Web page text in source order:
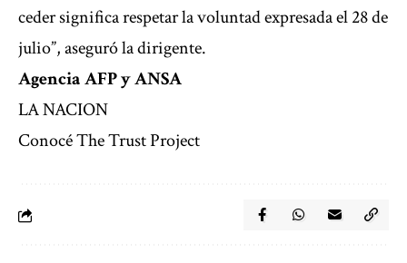
ceder significa respetar la voluntad expresada el 28 de
julio”, aseguró la dirigente.
Agencia AFP y ANSA
LA NACION
Conocé The Trust Project